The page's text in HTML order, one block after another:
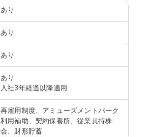
あり
あり
あり
あり
入社3年経過以降適用
再雇用制度、アミューズメントパーク
利用補助、契約保養所、従業員持株
会、財形貯蓄